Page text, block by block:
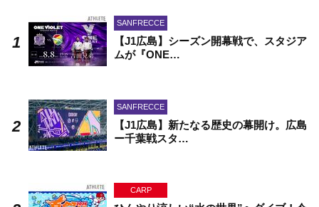
SANFRECCE
【J1広島】シーズン開幕戦で、スタジア
ムが『ONE…
SANFRECCE
【J1広島】新たなる歴史の幕開け。広島
ー千葉戦スタ…
CARP